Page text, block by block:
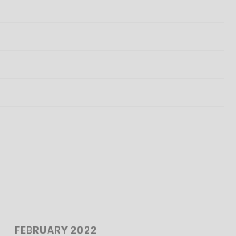
FEBRUARY 2022